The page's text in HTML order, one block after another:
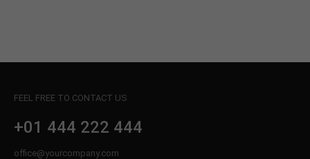
FEEL FREE TO CONTACT US
+01 444 222 444
office@yourcompany.com